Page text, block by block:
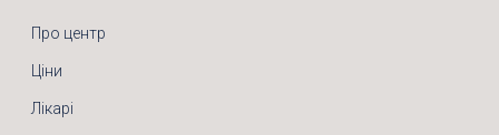
Про центр
Ціни
Лікарі